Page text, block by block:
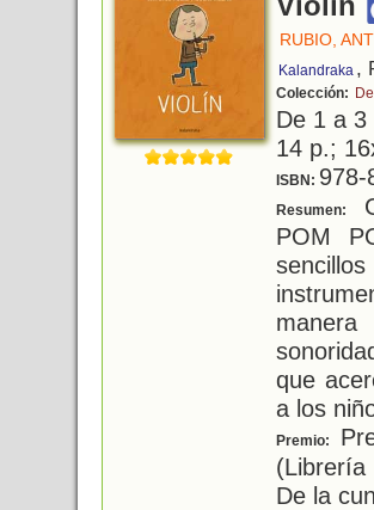
RUBIO,
Kalandraka ,
Colección:
De 1 a
14 p.;
ISBN: 978-
Resumen:
POM
que
a los
Premio:
(Librería
De la